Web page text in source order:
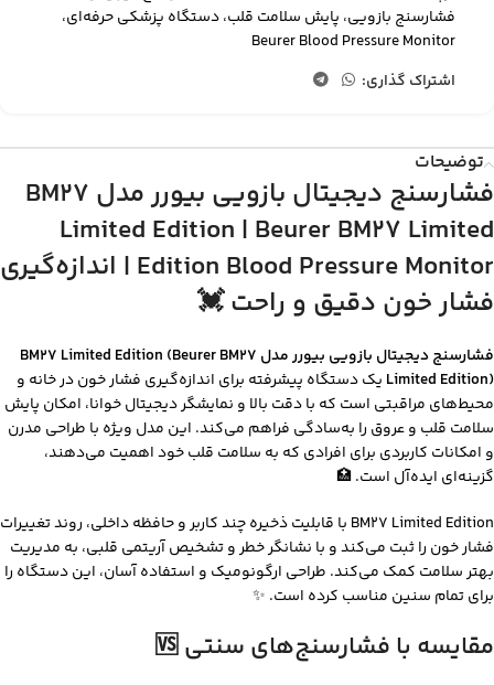
فشارسنج بازویی، پایش سلامت قلب، دستگاه پزشکی حرفه‌ای،
Beurer Blood Pressure Monitor
اشتراک گذاری:
توضیحات
فشارسنج دیجیتال بازویی بیورر مدل BM27
Limited Edition | Beurer BM27 Limited
Edition Blood Pressure Monitor | اندازه‌گیری
فشار خون دقیق و راحت 💓
فشارسنج دیجیتال بازویی بیورر مدل BM27 Limited Edition (Beurer BM27
Limited Edition) یک دستگاه پیشرفته برای اندازه‌گیری فشار خون در خانه و
محیط‌های مراقبتی است که با دقت بالا و نمایشگر دیجیتال خوانا، امکان پایش
سلامت قلب و عروق را به‌سادگی فراهم می‌کند. این مدل ویژه با طراحی مدرن
و امکانات کاربردی برای افرادی که به سلامت قلب خود اهمیت می‌دهند،
گزینه‌ای ایده‌آل است. 🏥
BM27 Limited Edition با قابلیت ذخیره چند کاربر و حافظه داخلی، روند تغییرات
فشار خون را ثبت می‌کند و با نشانگر خطر و تشخیص آریتمی قلبی، به مدیریت
بهتر سلامت کمک می‌کند. طراحی ارگونومیک و استفاده آسان، این دستگاه را
برای تمام سنین مناسب کرده است. ✨
مقایسه با فشارسنج‌های سنتی 🆚